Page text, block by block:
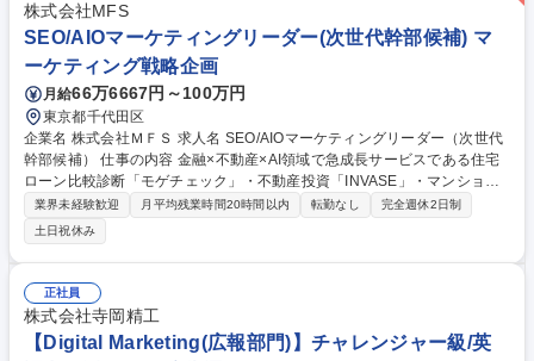
略に基づいた、オウンド/ペイド/アーンド/シェアードメディアの統合的活
用戦略の策定 ■SEO、広告、PR等の専門家を巻き込んだ施策の実行推進 ■
モニタリングと、データに基づく改善サイクルの推進 ■クライアントとの
定例会、意思決定支援 募集職種 【SEO/LLMOコンサルタント】AI時代のS
EO/成長率145％のデジタルマーケ支援企業
株式会社MFS
SEO/AIOマーケティングリーダー(次世代幹部候補) マ
ーケティング戦略企画
月給66万6667円～100万円
東京都千代田区
企業名 株式会社ＭＦＳ 求人名 SEO/AIOマーケティングリーダー（次世代
幹部候補） 仕事の内容 金融×不動産×AI領域で急成長サービスである住宅
ローン比較診断「モゲチェック」・不動産投資「INVASE」・マンションA
I査定「CAPS」のマーケティングメンバーを募集します。※業務内容の変
更範囲：当社業務全般 ■CAPSを中心にサービス横断でのSEO/AIO（AI検
索での引用最適化）戦略策定と実行■大規模データ（物件・金利・銀行情
報等）のコンテンツ化・サイトグロース■コンテンツ企画～公開のディレ
クション（構成設計、CMS・構造化データの要件整理、ライター利用）■
問合率改善のサイトディレクション（LPO・申込導線改善、社内開発陣と
の協働） ※ご本人の希望と能力に応じて職務範囲を広げられます。 募集
職種 SEO/AIOマーケティングリーダー（次世代幹部候補）
業界未経験歓迎 月平均残業時間20時間以内 転勤なし
完全週休2日制
土日祝休み
正社員
株式会社寺岡精工
【Digital Marketing(広報部門)】チャレンジャー級/英